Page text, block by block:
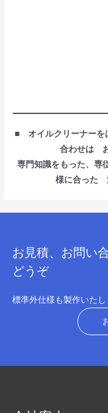
■ オイルクリーナーを
合わせは
専門知識をもった、
様に合った
お見積、お問い
どうぞ
標準外仕様も製作いたし